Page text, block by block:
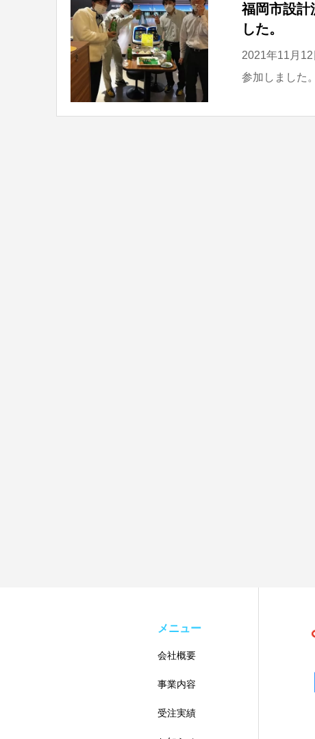
福岡市設計
した。
2021年11月
参加しました
メニュー
会社概要
事業内容
受注実績